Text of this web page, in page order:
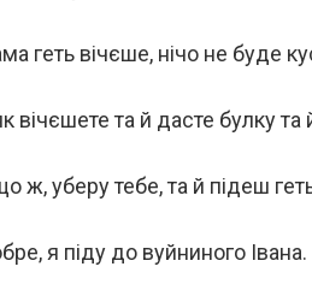
геть вічєше, нічо не буде
вічєшете та й дасте булку та
ж, уберу тебе, та й підеш
я піду до вуйниного Івана.